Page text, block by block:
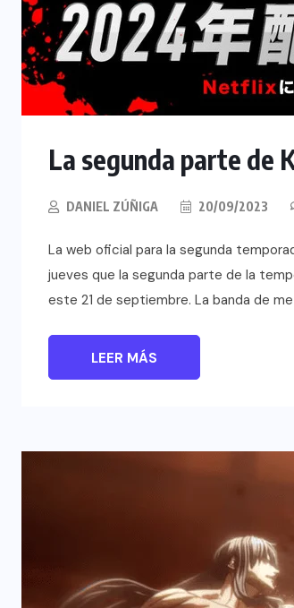
La segunda parte de
DANIEL ZÚÑIGA 20/09/2023
La web oficial para la segunda
jueves que la segunda parte de la
este 21 de septiembre. La banda de
LEER MÁS